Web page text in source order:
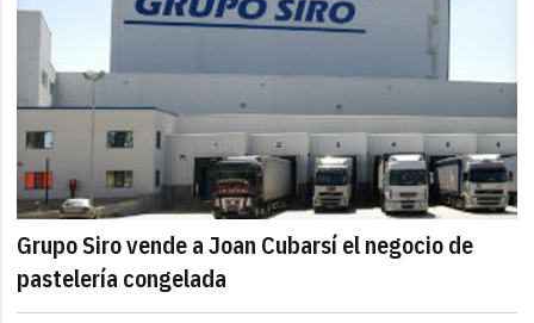
Grupo Siro vende a Joan Cubarsí el negocio de
pastelería congelada